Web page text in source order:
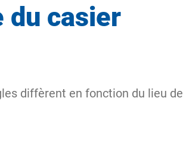
du casier
diffèrent en fonction du lieu de